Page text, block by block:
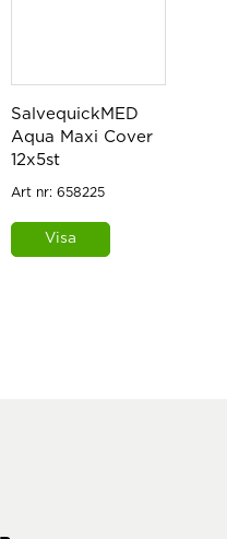
SalvequickMED
Aqua Maxi Cover
12x5st
Art nr: 658225
Visa